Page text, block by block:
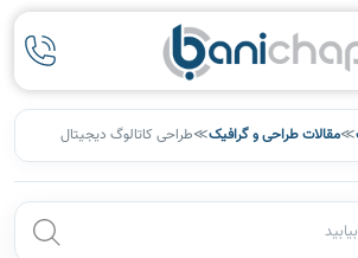
≫مقالات طراحی و گرافیک≫طراحی کاتالوگ دیجیتال